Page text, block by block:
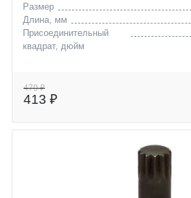
Размер
Длина, мм
Присоединительный
квадрат, дюйм
470 ₽
413 ₽